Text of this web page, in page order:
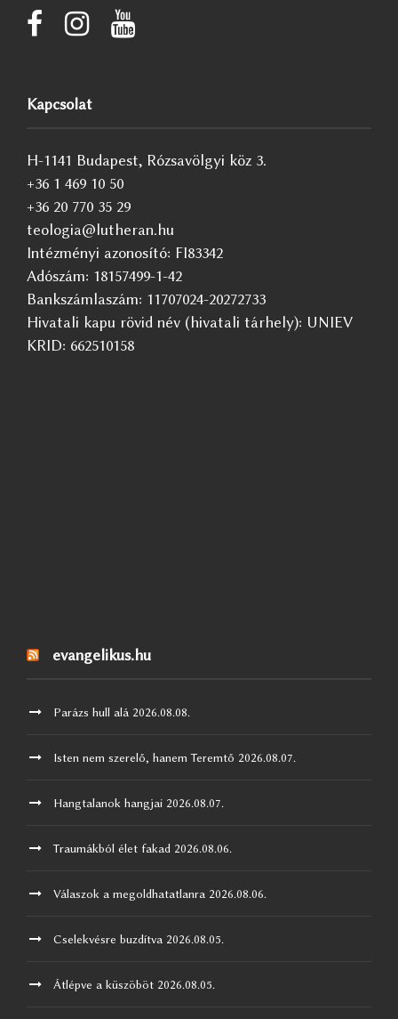
Kapcsolat
H-1141 Budapest, Rózsavölgyi köz 3.
+36 1 469 10 50
+36 20 770 35 29
teologia@lutheran.hu
Intézményi azonosító: FI83342
Adószám: 18157499-1-42
Bankszámlaszám: 11707024-20272733
Hivatali kapu rövid név (hivatali tárhely): UNIEV
KRID: 662510158
evangelikus.hu
Parázs hull alá 2026.08.08.
Isten nem szerelő, hanem Teremtő 2026.08.07.
Hangtalanok hangjai 2026.08.07.
Traumákból élet fakad 2026.08.06.
Válaszok a megoldhatatlanra 2026.08.06.
Cselekvésre buzdítva 2026.08.05.
Átlépve a küszöböt 2026.08.05.